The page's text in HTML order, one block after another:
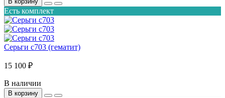
Есть комплект
Серьги с703 (гематит)
15 100 ₽
В наличии
В корзину